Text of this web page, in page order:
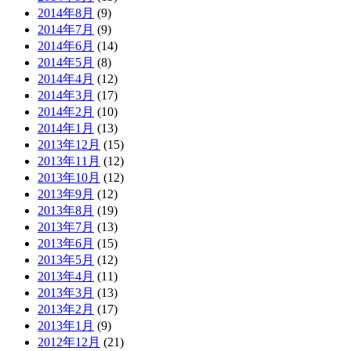
2014年8月 (9)
2014年7月 (9)
2014年6月 (14)
2014年5月 (8)
2014年4月 (12)
2014年3月 (17)
2014年2月 (10)
2014年1月 (13)
2013年12月 (15)
2013年11月 (12)
2013年10月 (12)
2013年9月 (12)
2013年8月 (19)
2013年7月 (13)
2013年6月 (15)
2013年5月 (12)
2013年4月 (11)
2013年3月 (13)
2013年2月 (17)
2013年1月 (9)
2012年12月 (21)